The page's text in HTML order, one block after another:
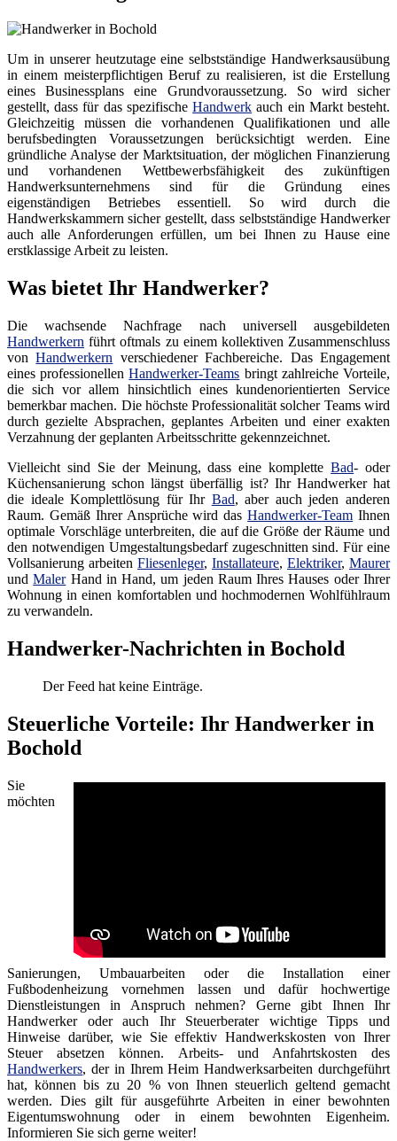
Um in unserer heutzutage eine selbstständige Handwerksausübung
in einem meisterpflichtigen Beruf zu realisieren, ist die Erstellung
eines Businessplans eine Grundvoraussetzung. So wird sicher
gestellt, dass für das spezifischeHandwerk auch ein Markt besteht.
Gleichzeitig müssen die vorhandenen Qualifikationen und alle
berufsbedingten Voraussetzungen berücksichtigt werden. Eine
gründliche Analyse der Marktsituation, der möglichen Finanzierung
und vorhandenen Wettbewerbsfähigkeit des zukünftigen
Handwerksunternehmens sind für die Gründung eines
eigenständigen Betriebes essentiell. So wird durch die
Handwerkskammern sicher gestellt, dass selbstständige Handwerker
auch alle Anforderungen erfüllen, um bei Ihnen zu Hause eine
erstklassige Arbeit zu leisten.
Was bietet Ihr Handwerker?
Die wachsende Nachfrage nach universell ausgebildeten
Handwerkern führt oftmals zu einem kollektiven Zusammenschluss
vonHandwerkern verschiedener Fachbereiche. Das Engagement
eines professionellenHandwerker-Teams bringt zahlreiche Vorteile,
die sich vor allem hinsichtlich eines kundenorientierten Service
bemerkbar machen. Die höchste Professionalität solcher Teams wird
durch gezielte Absprachen, geplantes Arbeiten und einer exakten
Verzahnung der geplanten Arbeitsschritte gekennzeichnet.
Vielleicht sind Sie der Meinung, dass eine kompletteBad- oder
Küchensanierung schon längst überfällig ist? Ihr Handwerker hat
die ideale Komplettlösung für Ihr Bad, aber auch jeden anderen
Raum. Gemäß Ihrer Ansprüche wird dasHandwerker-Team Ihnen
optimale Vorschläge unterbreiten, die auf die Größe der Räume und
den notwendigen Umgestaltungsbedarf zugeschnitten sind. Für eine
Vollsanierung arbeiten Fliesenleger, Installateure, Elektriker, Maurer
undMalerHand in Hand, um jeden Raum Ihres Hauses oder Ihrer
Wohnung in einen komfortablen und hochmodernen Wohlfühlraum
zu verwandeln.
Handwerker-Nachrichten in Bochold
Der Feed hat keine Einträge.
Steuerliche Vorteile: Ihr Handwerker in
Bochold
Sie
möchten
Sanierungen, Umbauarbeiten oder die Installation einer
Fußbodenheizung vornehmen lassen und dafür hochwertige
Dienstleistungen in Anspruch nehmen? Gerne gibt Ihnen Ihr
Handwerker oder auch Ihr Steuerberater wichtige Tipps und
Hinweise darüber, wie Sie effektiv Handwerkskosten von Ihrer
Steuer absetzen können. Arbeits- und Anfahrtskosten des
Handwerkers, der in Ihrem Heim Handwerksarbeiten durchgeführt
hat, können bis zu 20 % von Ihnen steuerlich geltend gemacht
werden. Dies gilt für ausgeführte Arbeiten in einer bewohnten
Eigentumswohnung oder in einem bewohnten Eigenheim.
Informieren Sie sich gerne weiter!